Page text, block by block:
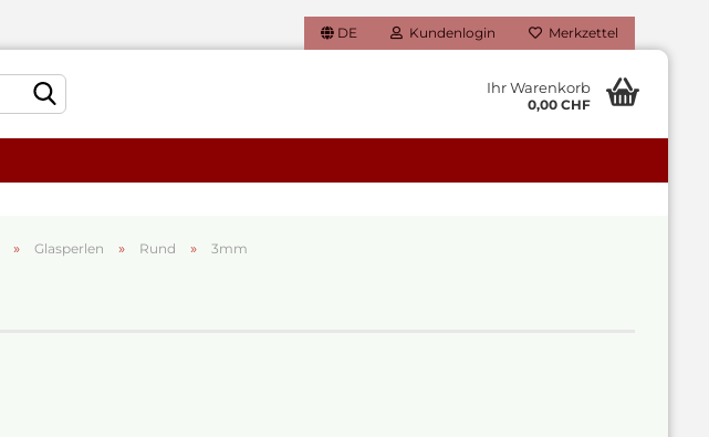
DE Kundenlogin Merkzettel
Ihr Warenkorb
0,00 CHF
» Glasperlen » Rund » 3mm